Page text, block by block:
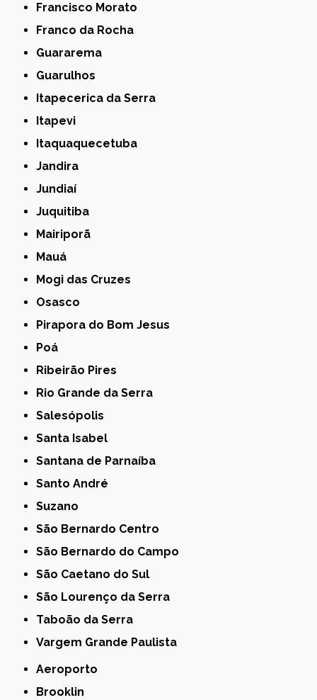
Francisco Morato
Franco da Rocha
Guararema
Guarulhos
Itapecerica da Serra
Itapevi
Itaquaquecetuba
Jandira
Jundiaí
Juquitiba
Mairiporã
Mauá
Mogi das Cruzes
Osasco
Pirapora do Bom Jesus
Poá
Ribeirão Pires
Rio Grande da Serra
Salesópolis
Santa Isabel
Santana de Parnaíba
Santo André
Suzano
São Bernardo Centro
São Bernardo do Campo
São Caetano do Sul
São Lourenço da Serra
Taboão da Serra
Vargem Grande Paulista
Aeroporto
Brooklin